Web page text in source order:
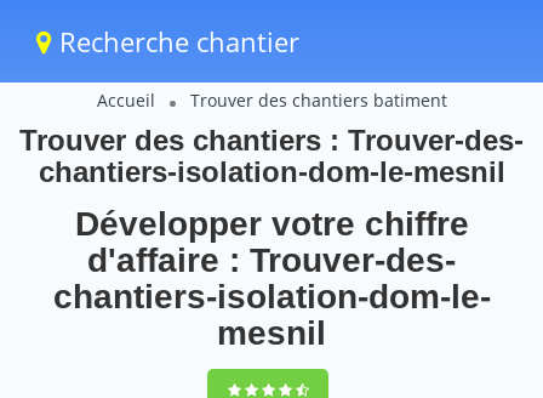
Recherche chantier
Accueil Trouver des chantiers batiment
Trouver des chantiers : Trouver-des-
chantiers-isolation-dom-le-mesnil
Développer votre chiffre
d'affaire : Trouver-des-
chantiers-isolation-dom-le-
mesnil